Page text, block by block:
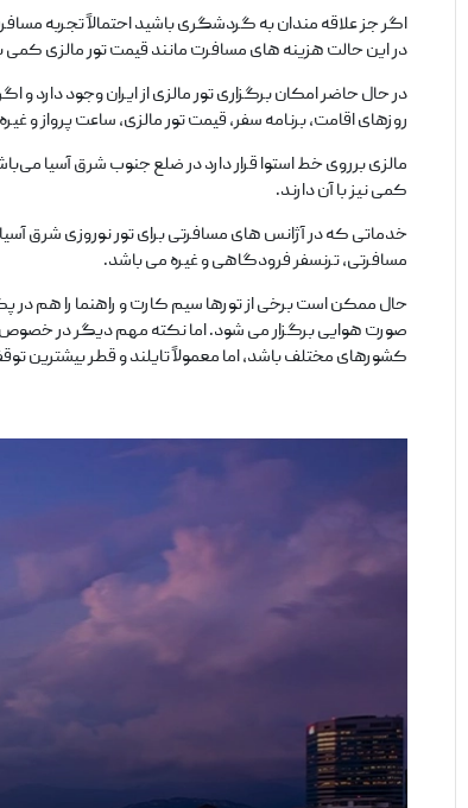
اگر جز علاقه مندان به گردشگری باشید احتمالاً تجربه
در این حالت هزینه‌ های مسافرت مانند قیمت تور مالزی کمی
در حال حاضر امکان برگزاری تور مالزی از ایران وجود دارد
روزهای اقامت، برنامه سفر، قیمت تور مالزی، ساعت پرواز و
مالزی برروی خط استوا قرار دارد در ضلع جنوب شرق آسیا
کمی نیز با آن دارند.
خدماتی که در آژانس‌ های مسافرتی برای تور نوروزی شرق
مسافرتی، ترنسفر فرودگاهی و غیره می‌ باشد.
حال ممکن است برخی از تورها سیم کارت و راهنما را هم در
صورت هوایی برگزار می‌ شود. اما نکته مهم دیگر در خصوص
کشورهای مختلف باشد، اما معمولاً تایلند و قطر بیشترین